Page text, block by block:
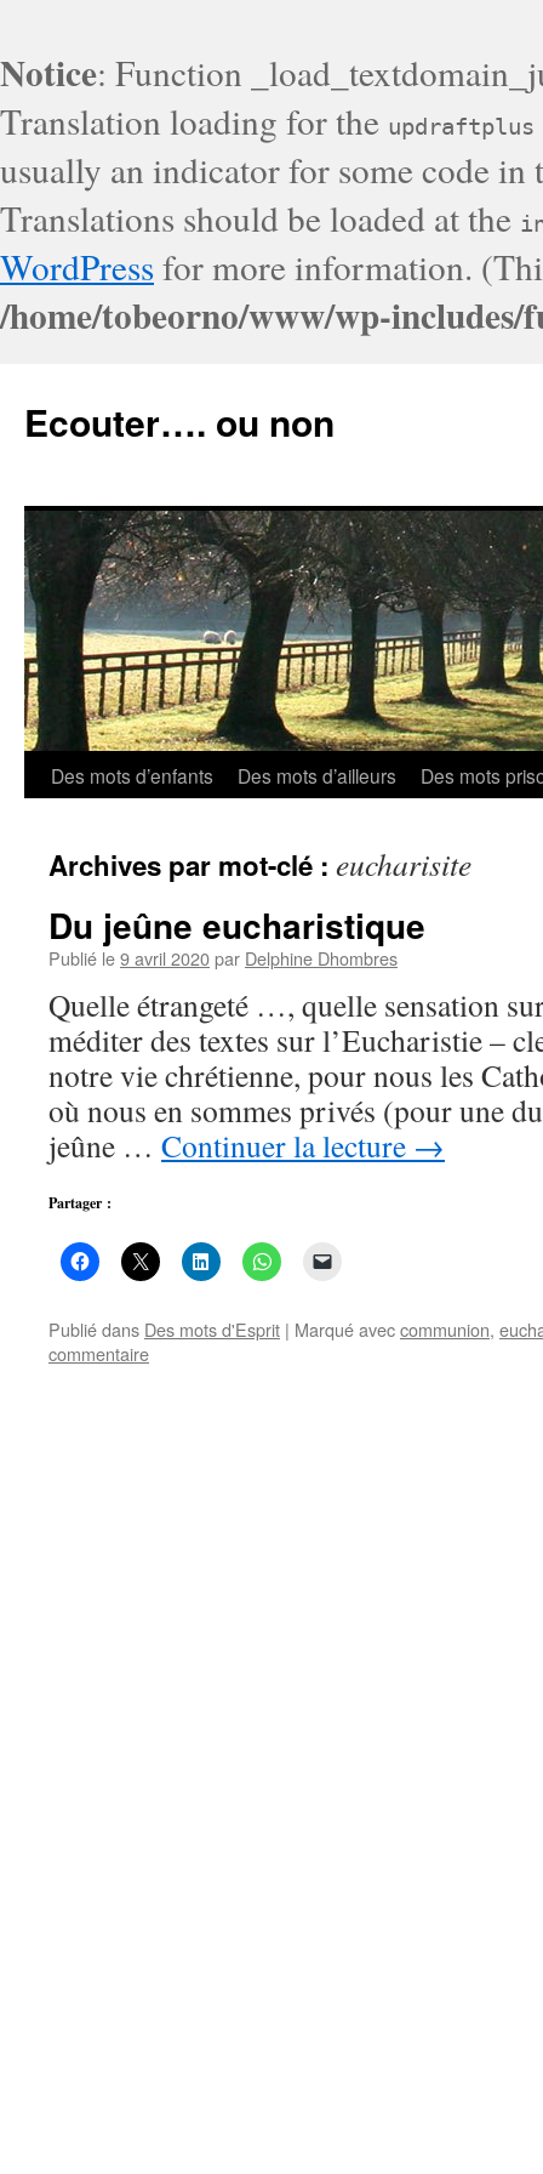
Notice: Function
Translation loading for the updraftplus
usually an indicator for some code
Translations should be loaded at the
WordPressfor more information.
/home/tobeorno/www/wp-includes/
Ecouter…. ou non
Aller
contenu
Des mots d’enfants Des mots d’ailleurs Des mots
Archives par mot-clé : eucharisite
Du jeûne eucharistique
Publié le9 avril 2020par Delphine Dhombres
Quelle étrangeté …, quelle sensation
méditer des textes sur l’Eucharistie –
notre vie chrétienne, pour nous les
où nous en sommes privés (pour une
jeûne … Continuer la lecture →
Partager :
Publié dans Des mots d'Esprit | Marqué aveccommunion,
commentaire